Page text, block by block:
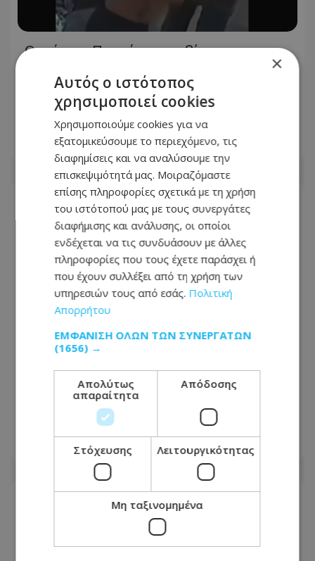
Οργή στο Περού για το βίντεο της
26χρονη τραγουδίστρια: «Σιγά-σιγά
θα το ξεπεράσεις» της έλεγαν από τη
μπάντα της
07.08.2026 - 07:41
Το δίλημμα του Τραμπ για το Ιράν:
Παραχωρήσεις για να ανοίξει το
Ορμούζ ή συνέχιση του πολέμου
07.08.2026 - 06:35
×
Αυτός ο ιστότοπος
χρησιμοποιεί cookies
Χρησιμοποιούμε cookies για να
εξατομικεύσουμε το περιεχόμενο, τις
διαφημίσεις και να αναλύσουμε την
επισκεψιμότητά μας. Μοιραζόμαστε
επίσης πληροφορίες σχετικά με τη χρήση
του ιστότοπού μας με τους συνεργάτες
διαφήμισης και ανάλυσης, οι οποίοι
ενδέχεται να τις συνδυάσουν με άλλες
πληροφορίες που τους έχετε παράσχει ή
που έχουν συλλέξει από τη χρήση των
υπηρεσιών τους από εσάς. Πολιτική
Απορρήτου
ΕΜΦΆΝΙΣΗ ΌΛΩΝ ΤΩΝ ΣΥΝΕΡΓΑΤΏΝ
(1656) →
Απολύτως
απαραίτητα
Απόδοσης
Στόχευσης Λειτουργικότητας
Μη ταξινομημένα